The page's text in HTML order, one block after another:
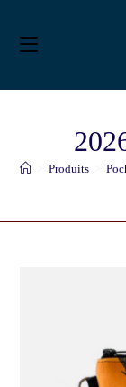
Produits